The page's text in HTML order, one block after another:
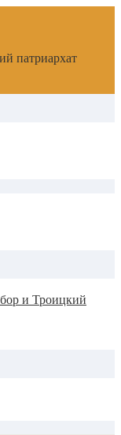
патриархат
и Троицкий